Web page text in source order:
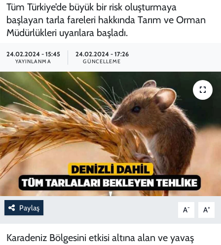
Tüm Türkiye’de büyük bir risk oluşturmaya
başlayan tarla fareleri hakkında Tarım ve Orman
Müdürlükleri uyarılara başladı.
24.02.2024 - 15:45
YAYINLANMA
24.02.2024 - 17:26
GÜNCELLEME
Paylaş A- A+
Karadeniz Bölgesini etkisi altına alan ve yavaş